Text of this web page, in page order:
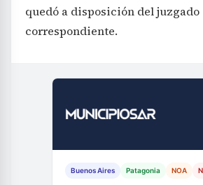
quedó a disposición del juzgado
correspondiente.
Buenos Aires Patagonia NOA